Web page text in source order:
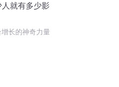
就有多少影
长的神奇力量